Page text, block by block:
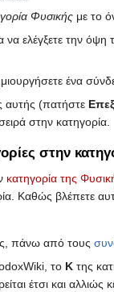
Φυσικής με το
ελέγξετε την
ένα
αυτής (πατήστε
στην κατηγορία.
στην
κατηγορία της
Καθώς βλέπετε
πάνω από τους
το Κ της
έτσι και